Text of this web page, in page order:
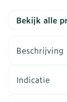
Bekijk alle
Beschrijving
Indicatie